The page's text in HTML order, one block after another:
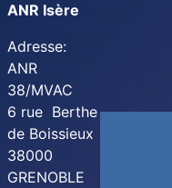
ANR Isère
Adresse:
ANR
38/MVAC
6 rue Berthe
de Boissieux
38000
GRENOBLE